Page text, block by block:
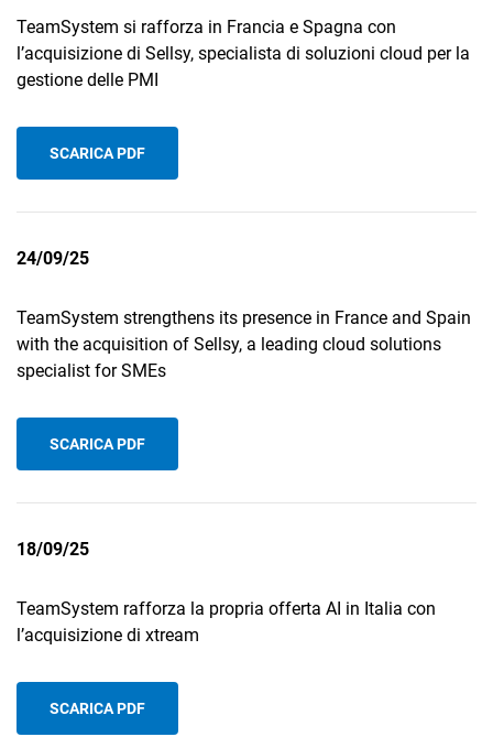
TeamSystem si rafforza in Francia e Spagna con
l’acquisizione di Sellsy, specialista di soluzioni cloud per la
gestione delle PMI
SCARICA PDF
24/09/25
TeamSystem strengthens its presence in France and Spain
with the acquisition of Sellsy, a leading cloud solutions
specialist for SMEs
SCARICA PDF
18/09/25
TeamSystem rafforza la propria offerta AI in Italia con
l’acquisizione di xtream
SCARICA PDF